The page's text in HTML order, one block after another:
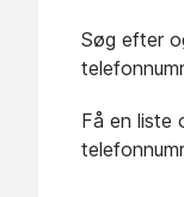
Søg efter
Få en liste